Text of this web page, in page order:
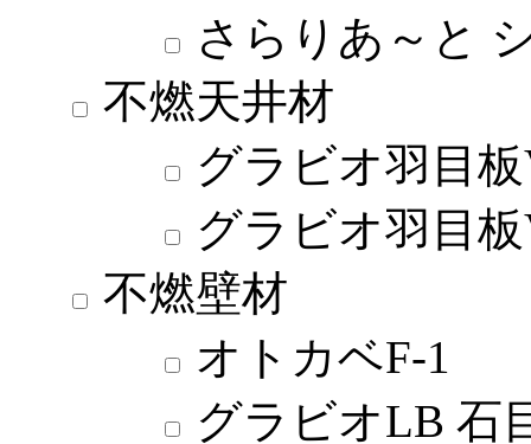
さらりあ～と
不燃天井材
グラビオ羽目
グラビオ羽目
不燃壁材
オトカベF-1
グラビオLB 石